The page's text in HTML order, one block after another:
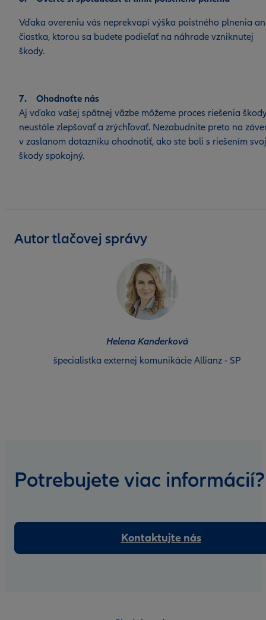
Vďaka overeniu vás neprekvapí výška poistného plnenia
čiastka, ktorou sa budete podieľať na náhrade vzniknutej
škody.
7. Ohodnoťte nás
Aj vďaka vašej spätnej väzbe môžeme proces riešenia
neustále zlepšovať a zrýchľovať. Nezabudnite preto na
v zaslanom dotazníku ohodnotiť, ako ste boli s riešením
škody spokojný.
Autor tlačovej správy
Helena Kanderková
špecialistka externej komunikácie Allianz - SP
Potrebujete viac informácií?
Kontaktujte nás